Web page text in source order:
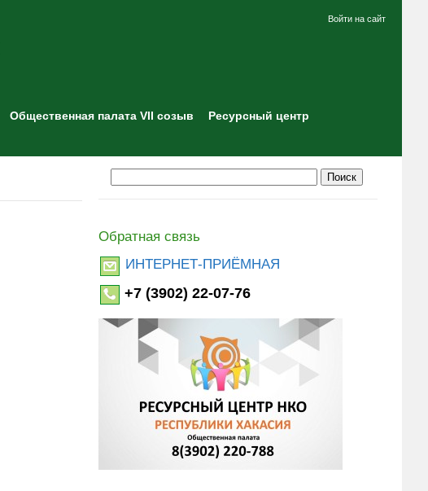
Войти на сайт
Общественная палата VII созыв
Ресурсный центр
Обратная связь
ИНТЕРНЕТ-ПРИЁМНАЯ
+7 (3902) 22-07-76